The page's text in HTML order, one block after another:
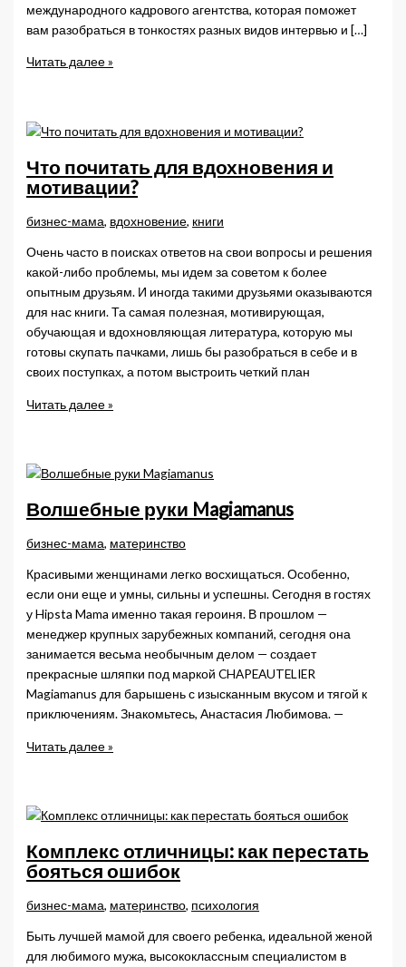
международного кадрового агентства, которая поможет
вам разобраться в тонкостях разных видов интервью и […]
Как
чем
беседовать
с
кандидатом
на
интервью?
1
Читать далее »
Что почитать для вдохновения и
мотивации?
бизнес-мама, вдохновение, книги
Очень часто в поисках ответов на свои вопросы и решения
какой-либо проблемы, мы идем за советом к более
опытным друзьям. И иногда такими друзьями оказываются
для нас книги. Та самая полезная, мотивирующая,
обучающая и вдохновляющая литература, которую мы
готовы скупать пачками, лишь бы разобраться в себе и в
своих поступках, а потом выстроить четкий план
Что
вдохновения
и
мотивации?
Читать далее »
Волшебные руки Magiamanus
бизнес-мама, материнство
Красивыми женщинами легко восхищаться. Особенно,
если они еще и умны, сильны и успешны. Сегодня в гостях
у Hipsta Mama именно такая героиня. В прошлом —
менеджер крупных зарубежных компаний, сегодня она
занимается весьма необычным делом — создает
прекрасные шляпки под маркой CHAPEAUTELIER
Magiamanus для барышень с изысканным вкусом и тягой к
приключениям. Знакомьтесь, Анастасия Любимова. —
Волшебные
Читать далее »
Комплекс отличницы: как перестать
бояться ошибок
бизнес-мама, материнство, психология
Быть лучшей мамой для своего ребенка, идеальной женой
для любимого мужа, высококлассным специалистом в